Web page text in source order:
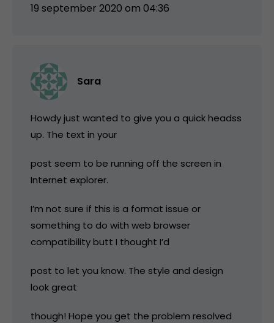
19 september 2020 om 04:36
Sara
Howdy just wanted to give you a quick headss
up. The text in your
post seem to be running off the screen in
Internet explorer.
I’m not sure if this is a format issue or
something to do with web browser
compatibility butt I thought I’d
post to let you know. The style and design
look great
though! Hope you get the problem resolved